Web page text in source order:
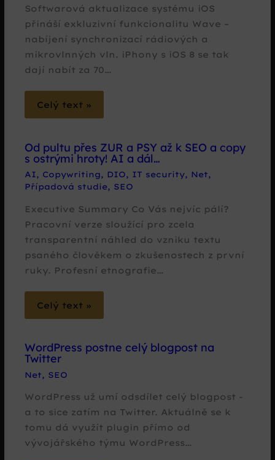
Softwarová aktualizace systému iOS
přináší exkluzivní funkcionalitu Wave –
nabíjení synchronizací rádiových a
mikrovlnných vln. iPhony s iOS 8 se tak
dají nabít za 70…
Celý text »
Od pultu přes ZUR a PSY až k SEO a copy
s ostrými hroty! AI a dál…
AI, Copywriting, DIO, IT security, Net,
Případová studie, SEO
Executive Summary Co Vás nejvíc pálí?
Pracovní verze sloužící pro zcela
transparentní náhled do vzniku textu
psaného člověkem o zkušenostech z první
ruky. Profesní etnografie…
Celý text »
WordPress postne celý blogpost na
Twitter
Net, SEO
WordPress už umí odsdílet celý blogpost -
a to sice zatím na Twitter. Aktuálně se k
tomu dá využít plugin přímo od
vývojářského týmu WordPress…